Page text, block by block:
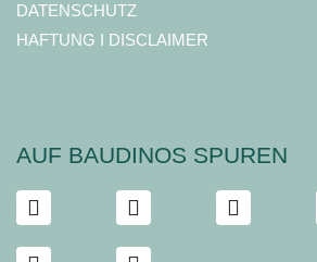
DATENSCHUTZ
HAFTUNG I DISCLAIMER
AUF BAUDINOS SPUREN